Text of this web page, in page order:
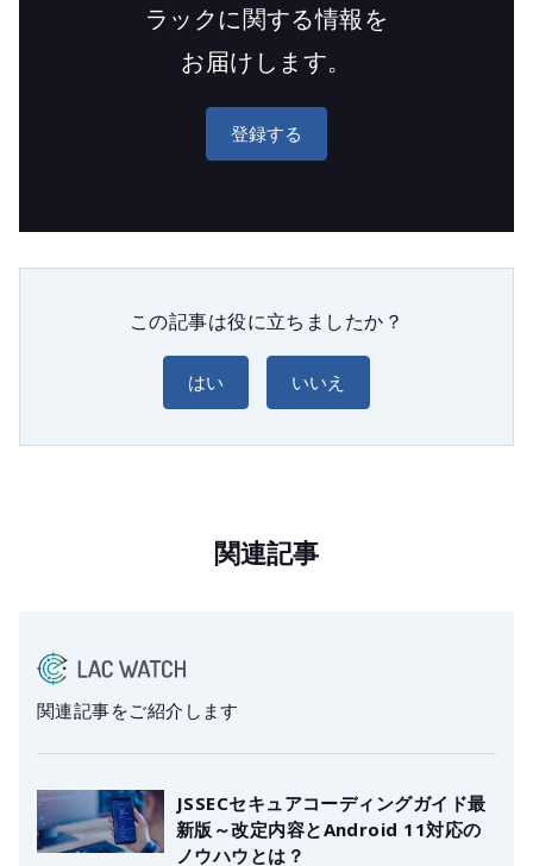
ラックに関する情報を
お届けします。
登録する
この記事は役に立ちましたか？
はい いいえ
関連記事
関連記事をご紹介します
JSSECセキュアコーディングガイド最
新版～改定内容とAndroid 11対応の
ノウハウとは？